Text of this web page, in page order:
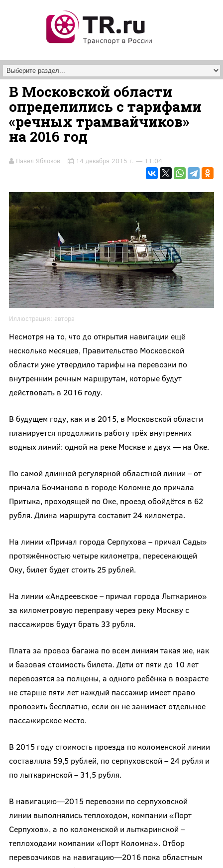
В Московской области
определились с тарифами
«речных трамвайчиков»
на 2016 год
Павел Яблоков 14 декабря 2015 г. — 11:04
Иллюстрация: автора
Несмотря на то, что до открытия навигации ещё
несколько месяцев, Правительство Московской
области уже утвердило тарифы на перевозки по
внутренним речным маршрутам, которые будут
действовать в 2016 году.
В будущем году, как и в 2015, в Московской области
планируется продолжить работу трёх внутренних
водных линий: одной на реке Москве и двух — на Оке.
По самой длинной регулярной областной линии – от
причала Бочманово в городе Коломне до причала
Притыка, проходящей по Оке, проезд обойдётся в 62
рубля. Длина маршрута составит 24 километра.
На линии «Причал города Серпухова – причал Сады»
протяжённостью четыре километра, пересекающей
Оку, билет будет стоить 25 рублей.
На линии «Андреевское – причал города Лыткарино»
за километровую переправу через реку Москву с
пассажиров будут брать 33 рубля.
Плата за провоз багажа по всем линиям такая же, как
и базовая стоимость билета. Дети от пяти до 10 лет
перевозятся за полцены, а одного ребёнка в возрасте
не старше пяти лет каждый пассажир имеет право
провозить бесплатно, если он не занимает отдельное
пассажирское место.
В 2015 году стоимость проезда по коломенской линии
составляла 59,5 рублей, по серпуховской – 24 рубля и
по лыткаринской – 31,5 рубля.
В навигацию—2015 перевозки по серпуховской
линии выполнялись теплоходом, компании «Порт
Серпухов», а по коломенской и лыткаринской –
теплоходами компании «Порт Коломна». Отбор
перевозчиков на навигацию—2016 пока областным